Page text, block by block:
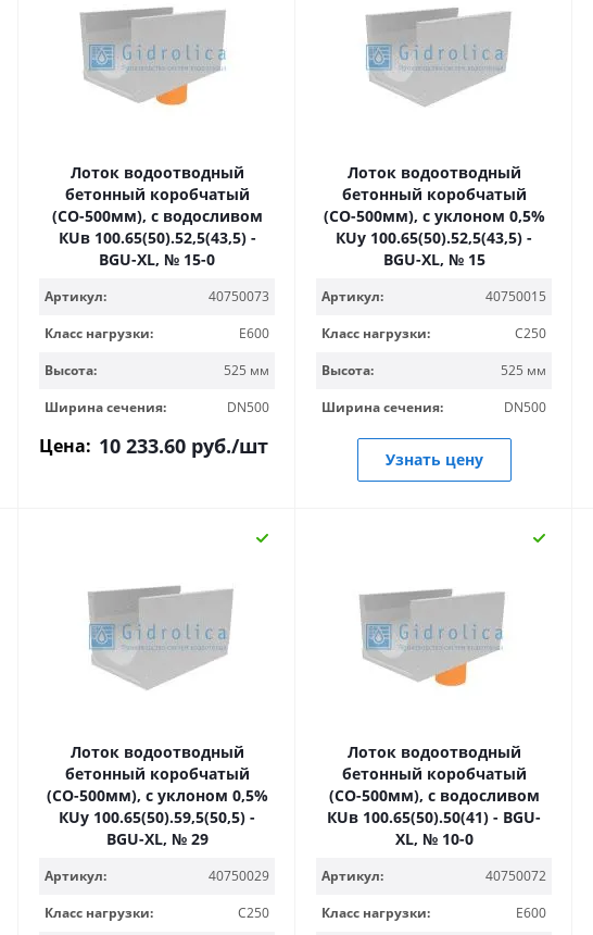
Лоток водоотводный
бетонный коробчатый
(СО-500мм), с водосливом
КUв 100.65(50).52,5(43,5) -
BGU-XL, № 15-0
Артикул:
40750073
Класс нагрузки:
E600
Высота:
525 мм
Ширина сечения:
DN500
Цена: 10 233.60 руб./шт
Лоток водоотводный
бетонный коробчатый
(СО-500мм), с уклоном 0,5%
КUу 100.65(50).52,5(43,5) -
BGU-XL, № 15
Артикул:
40750015
Класс нагрузки:
C250
Высота:
525 мм
Ширина сечения:
DN500
Узнать цену
Лоток водоотводный
бетонный коробчатый
(СО-500мм), с уклоном 0,5%
КUу 100.65(50).59,5(50,5) -
BGU-XL, № 29
Артикул:
40750029
Класс нагрузки:
C250
Лоток водоотводный
бетонный коробчатый
(СО-500мм), с водосливом
КUв 100.65(50).50(41) - BGU-
XL, № 10-0
Артикул:
40750072
Класс нагрузки:
E600